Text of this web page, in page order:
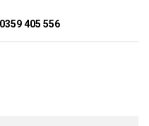
0359 405 556